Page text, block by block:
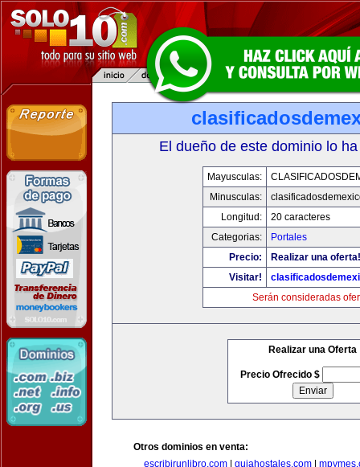
El dueño de este dominio lo
Mayusculas:
Minusculas:
Longitud:
20 caracteres
Categorias:
Portales
Precio:
Realizar una oferta!
Visitar!
Serán consideradas
Realizar una Oferta
Precio Ofrecido $
Otros dominios en venta:
escribirunlibro.com| guiahostales.com|